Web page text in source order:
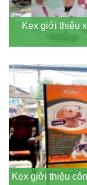
Kex giới thiệu
Kex giới thiệu